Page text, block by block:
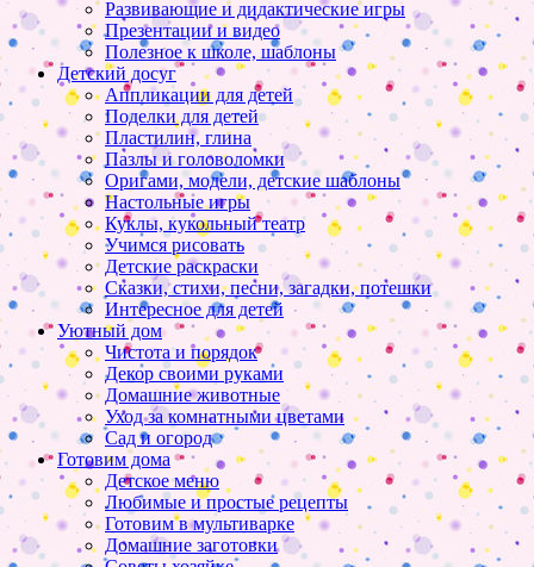
Развивающие и дидактические игры
Презентации и видео
Полезное к школе, шаблоны
Детский досуг
Аппликации для детей
Поделки для детей
Пластилин, глина
Пазлы и головоломки
Оригами, модели, детские шаблоны
Настольные игры
Куклы, кукольный театр
Учимся рисовать
Детские раскраски
Сказки, стихи, песни, загадки, потешки
Интересное для детей
Уютный дом
Чистота и порядок
Декор своими руками
Домашние животные
Уход за комнатными цветами
Сад и огород
Готовим дома
Детское меню
Любимые и простые рецепты
Готовим в мультиварке
Домашние заготовки